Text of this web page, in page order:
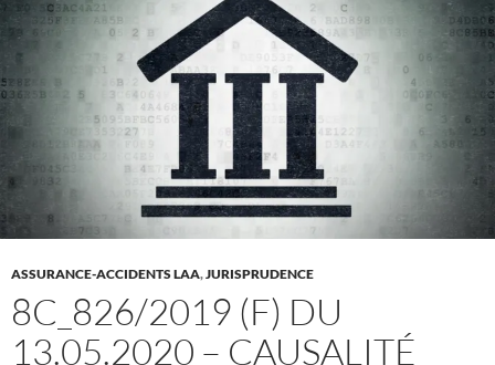
ASSURANCE-ACCIDENTS LAA,JURISPRUDENCE
8C_826/2019 (F) DU
13.05.2020 – CAUSALITÉ